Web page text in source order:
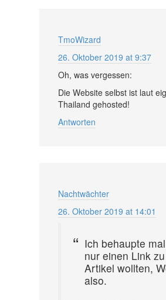
TmoWizard
26. Oktober 2019 at 9:37
Oh, was vergessen:
Die Website selbst ist laut
Thailand gehosted!
Antworten
Nachtwächter
26. Oktober 2019 at 14:01
Ich behaupte
nur einen Link
Artikel wollten,
also.